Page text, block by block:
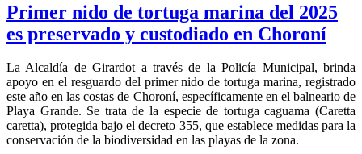
Primer nido de tortuga marina del 2025
es preservado y custodiado en Choroní
La Alcaldía de Girardot a través de la Policía Municipal, brinda
apoyo en el resguardo del primer nido de tortuga marina, registrado
este año en las costas de Choroní, específicamente en el balneario de
Playa Grande. Se trata de la especie de tortuga caguama (Caretta
caretta), protegida bajo el decreto 355, que establece medidas para la
conservación de la biodiversidad en las playas de la zona.